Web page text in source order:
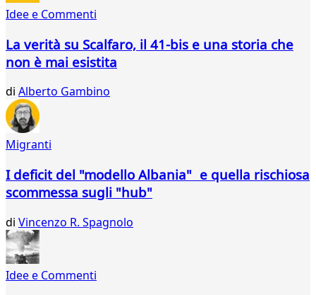
Idee e Commenti
La verità su Scalfaro, il 41-bis e una storia che
non è mai esistita
di Alberto Gambino
Migranti
I deficit del "modello Albania" e quella rischiosa
scommessa sugli "hub"
di Vincenzo R. Spagnolo
Idee e Commenti